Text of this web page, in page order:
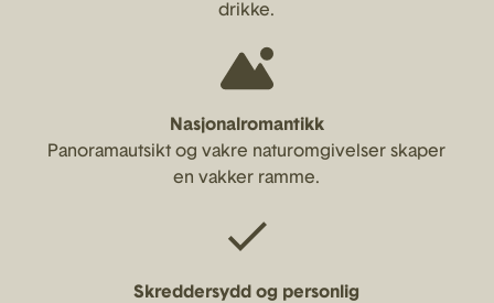
drikke.
Nasjonalromantikk
Panoramautsikt og vakre naturomgivelser skaper
en vakker ramme.
Skreddersydd og personlig